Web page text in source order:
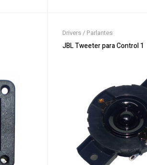
Drivers / Parlantes
JBL Tweeter para Control 1